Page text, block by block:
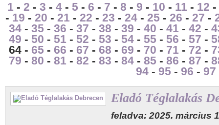
1 - 2 - 3 - 4 - 5 - 6 - 7 - 8 - 9 - 10 - 11 - 12 -
- 19 - 20 - 21 - 22 - 23 - 24 - 25 - 26 - 27 -
34 - 35 - 36 - 37 - 38 - 39 - 40 - 41 - 42 -
49 - 50 - 51 - 52 - 53 - 54 - 55 - 56 - 57 -
64 - 65 - 66 - 67 - 68 - 69 - 70 - 71 - 72 -
79 - 80 - 81 - 82 - 83 - 84 - 85 - 86 - 87 -
94 - 95 - 96 - 97
Eladó Téglalakás
feladva: 2025. március